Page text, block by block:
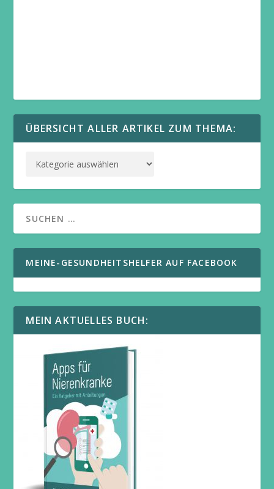
ÜBERSICHT ALLER ARTIKEL ZUM THEMA:
MEINE-GESUNDHEITSHELFER AUF FACEBOOK
MEIN AKTUELLES BUCH: